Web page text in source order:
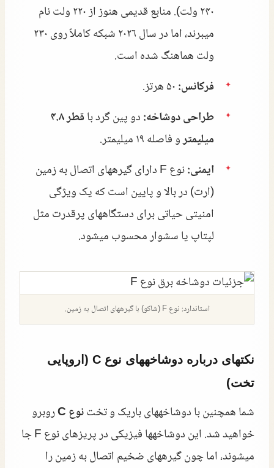
۲۴۰ ولت). منابع قدیمی هنوز از ۲۲۰ ولت نام
میبرند، اما در سال ۲۰۲۶ شبکه کاملاً روی ۲۳۰
ولت هماهنگ شده است.
فرکانس:
طراحی دوشاخه:دو پین گرد با
قطر ۴.۸
میلیمترو فاصله ۱۹ میلیمتر.
ایمنی:
نوع F دارای گیرههای اتصال به زمین
(ارت) در بالا و پایین است که یک ویژگی
امنیتی حیاتی برای دستگاههای پرقدرت مثل
لپتاپ یا سشوار محسوب میشود.
استاندارد: نوع F (شاکو) با گیرههای اتصال به زمین.
نکتهای درباره دوشاخههای نوع C (اروپایی
تخت)
شما همچنین با دوشاخههای باریک و تختنوع C
روبرو
خواهید شد. این دوشاخهها فیزیکی در پریزهای نوع F جا
میشوند، اما چون گیرههای ضخیم اتصال به زمین را